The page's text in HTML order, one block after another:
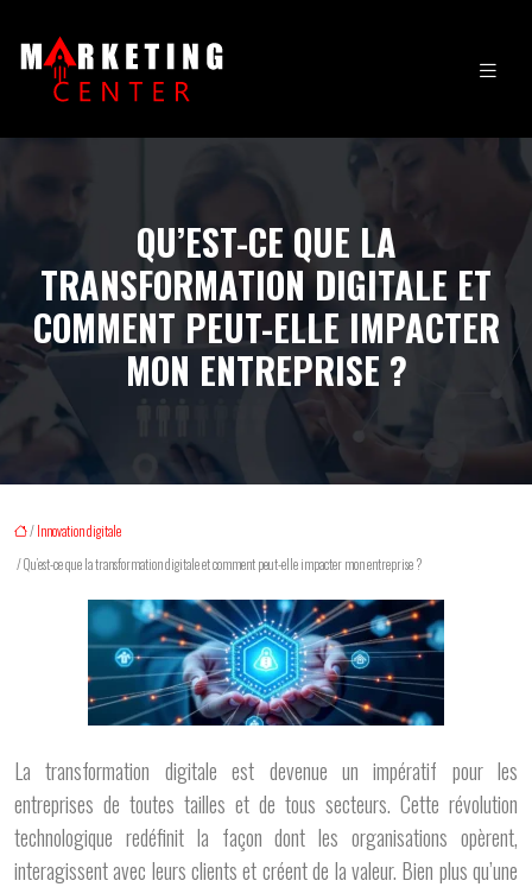
QU’EST-CE QUE LA
TRANSFORMATION DIGITALE ET
COMMENT PEUT-ELLE IMPACTER
MON ENTREPRISE ?
/Innovation digitale
/ Qu’est-ce que la transformation digitale et comment peut-elle impacter mon entreprise ?
La transformation digitale est devenue un impératif pour les
entreprises de toutes tailles et de tous secteurs. Cette révolution
technologique redéfinit la façon dont les organisations opèrent,
interagissent avec leurs clients et créent de la valeur. Bien plus qu’une